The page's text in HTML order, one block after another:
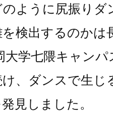
ように尻振りダ
検出するのか
大学七隈キャン
、ダンスで生じ
見しました。